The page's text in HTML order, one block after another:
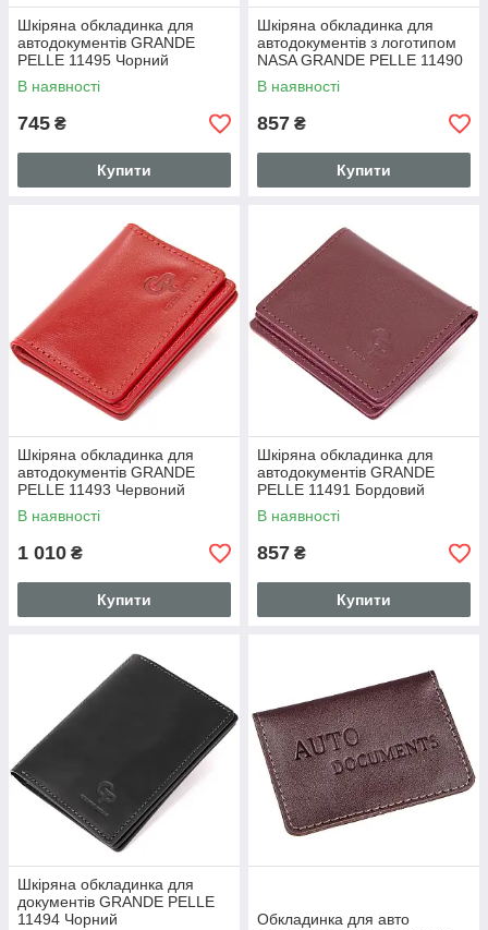
Шкіряна обкладинка для
автодокументів GRANDE
PELLE 11495 Чорний
В наявності
745 ₴
Купити
Шкіряна обкладинка для
автодокументів з логотипом
NASA GRANDE PELLE 11490
Чорний
В наявності
857 ₴
Купити
Шкіряна обкладинка для
автодокументів GRANDE
PELLE 11493 Червоний
В наявності
1 010 ₴
Купити
Шкіряна обкладинка для
автодокументів GRANDE
PELLE 11491 Бордовий
В наявності
857 ₴
Купити
Шкіряна обкладинка для
документів GRANDE PELLE
11494 Чорний
Обкладинка для авто